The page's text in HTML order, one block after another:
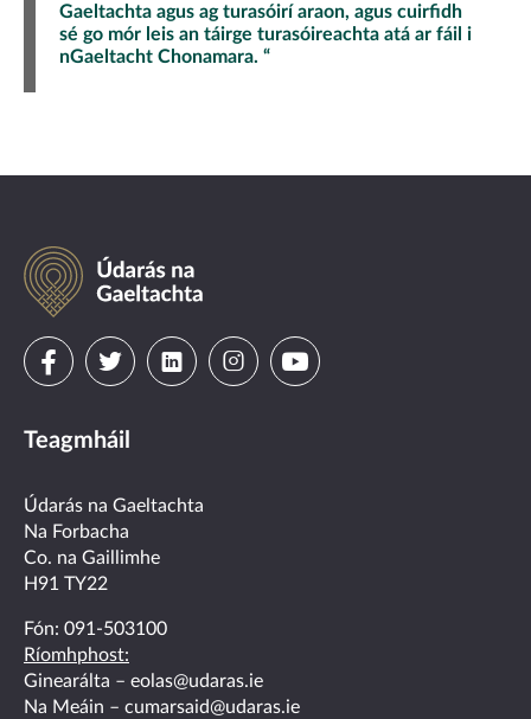
Gaeltachta agus ag turasóirí araon, agus cuirfidh
sé go mór leis an táirge turasóireachta atá ar fáil i
nGaeltacht Chonamara. “
Údarás
na
Gaeltachta
Visit
on
facebook
Visit
on
twitter
Visit
linkedin
VisitVisit
Teagmháil
Údarás na Gaeltachta
Na Forbacha
Co. na Gaillimhe
H91 TY22
Fón: 091-503100
Ríomhphost:
Ginearálta – eolas@udaras.ie
Na Meáin – cumarsaid@udaras.ie